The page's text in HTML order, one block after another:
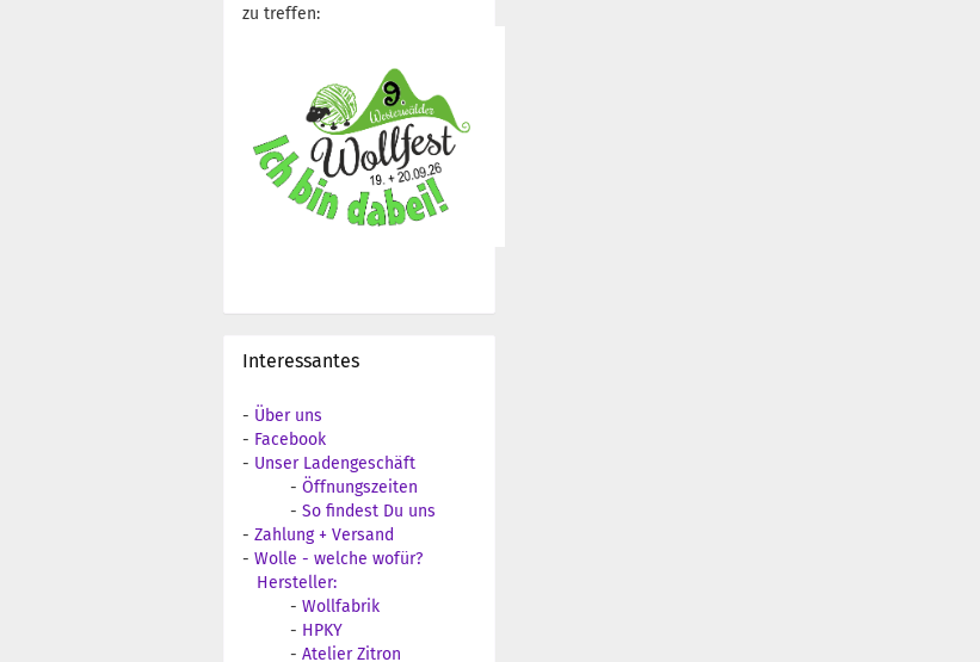
zu treffen:
Interessantes
- Über uns
- Facebook
- Unser Ladengeschäft
- Öffnungszeiten
- So findest Du uns
- Zahlung + Versand
- Wolle - welche wofür?
Hersteller:
- Wollfabrik
- HPKY
- Atelier Zitron